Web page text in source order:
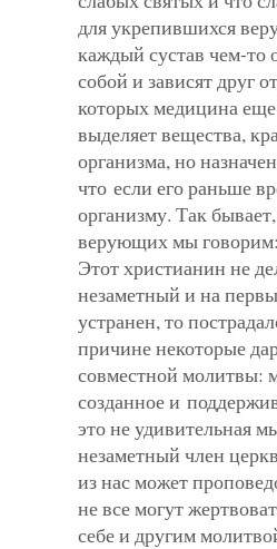
для укрепившихся
каждый сустав чем-то
собой и зависят друг
которых медицина
выделяет вещества,
организма, но
что если его раньше
организму. Так
верующих мы
Этот христианин не
незаметный и на
устранен, то
причине некоторые
совместной молитвы:
созданное и
это не удивительная
незаметный член
из нас может
не все могут
себе и другим